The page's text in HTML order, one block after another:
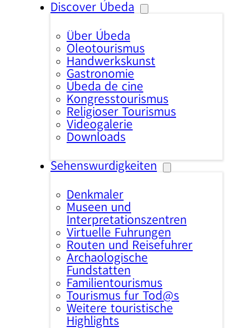
Discover Úbeda
Über Úbeda
Oleotourismus
Handwerkskunst
Gastronomie
Úbeda de cine
Kongresstourismus
Religiöser Tourismus
Videogalerie
Downloads
Sehenswürdigkeiten
Denkmäler
Museen und
Interpretationszentren
Virtuelle Führungen
Routen und Reiseführer
Archäologische
Fundstätten
Familientourismus
Tourismus für Tod@s
Weitere touristische
Highlights